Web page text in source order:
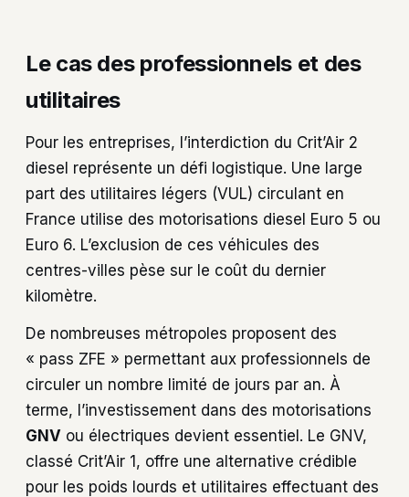
Le cas des professionnels et des
utilitaires
Pour les entreprises, l’interdiction du Crit’Air 2
diesel représente un défi logistique. Une large
part des utilitaires légers (VUL) circulant en
France utilise des motorisations diesel Euro 5 ou
Euro 6. L’exclusion de ces véhicules des
centres-villes pèse sur le coût du dernier
kilomètre.
De nombreuses métropoles proposent des
« pass ZFE » permettant aux professionnels de
circuler un nombre limité de jours par an. À
terme, l’investissement dans des motorisations
GNV ou électriques devient essentiel. Le GNV,
classé Crit’Air 1, offre une alternative crédible
pour les poids lourds et utilitaires effectuant des